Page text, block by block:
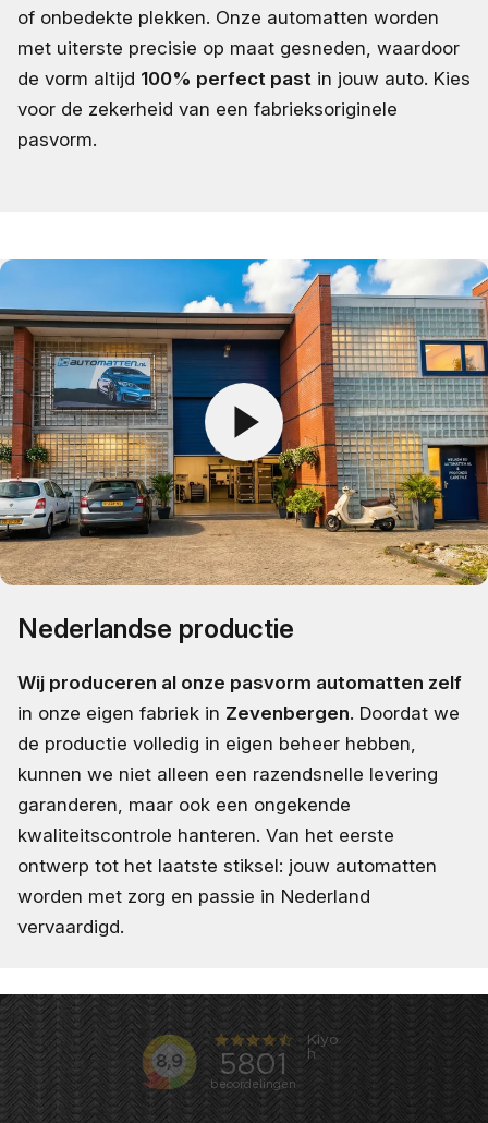
of onbedekte plekken. Onze automatten worden
met uiterste precisie op maat gesneden, waardoor
de vorm altijd 100% perfect past in jouw auto. Kies
voor de zekerheid van een fabrieksoriginele
pasvorm.
Nederlandse productie
Wij produceren al onze pasvorm automatten zelf
in onze eigen fabriek in Zevenbergen. Doordat we
de productie volledig in eigen beheer hebben,
kunnen we niet alleen een razendsnelle levering
garanderen, maar ook een ongekende
kwaliteitscontrole hanteren. Van het eerste
ontwerp tot het laatste stiksel: jouw automatten
worden met zorg en passie in Nederland
vervaardigd.